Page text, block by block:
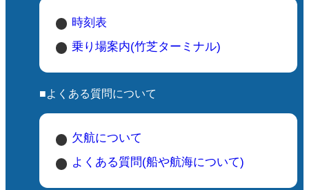
時刻表
乗り場案内(竹芝ターミナル)
■よくある質問について
欠航について
よくある質問(船や航海について)